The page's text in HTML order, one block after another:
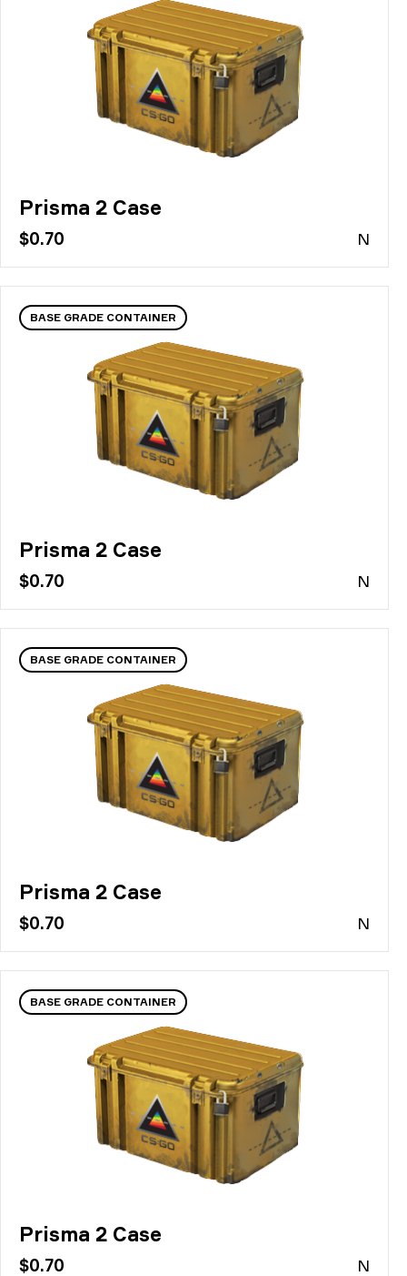
Prisma 2 Case
$0.70 N
BASE GRADE CONTAINER
Prisma 2 Case
$0.70 N
BASE GRADE CONTAINER
Prisma 2 Case
$0.70 N
BASE GRADE CONTAINER
Prisma 2 Case
$0.70 N